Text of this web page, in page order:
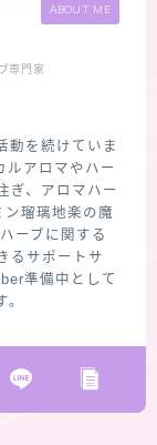
ABOUT ME
専門家
動を続けていま
ルアロマやハー
ぎ、アロマハー
瑠璃地楽の魔
ーブに関する
るサポートサ
準備中として